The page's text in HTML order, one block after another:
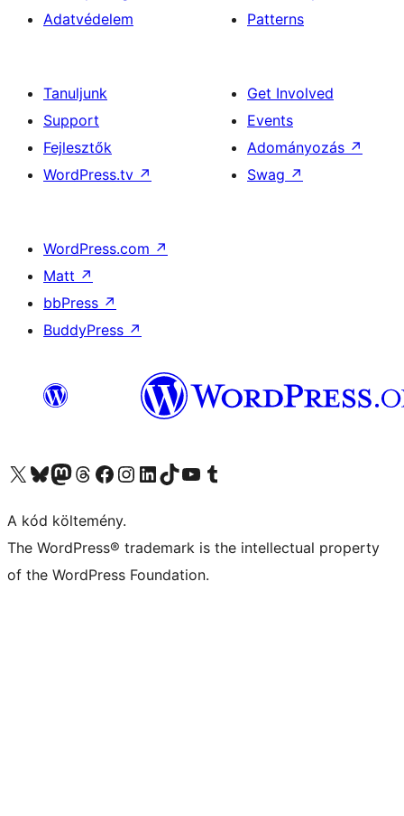
Adatvédelem
Patterns
Tanuljunk
Support
Fejlesztők
WordPress.tv ↗
Get Involved
Events
Adományozás ↗
Swag ↗
WordPress.com ↗
Matt ↗
bbPress ↗
BuddyPress ↗
Visit our X (formerly Twitter) account
Visit our Bluesky account
Twitter csatornánk
Visit our Threads account
Facebook oldalunk megtekintése
Visit our Instagram account
Visit our LinkedIn account
Visit our TikTok account
Visit our YouTube channel
Visit our Tumblr account
A kód költemény.
The WordPress® trademark is the intellectual property
of the WordPress Foundation.